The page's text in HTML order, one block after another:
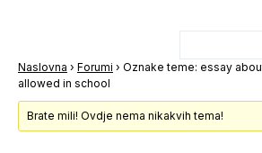
Naslovna › Forumi › Oznake teme: essay
allowed in school
Brate mili! Ovdje nema nikakvih tema!